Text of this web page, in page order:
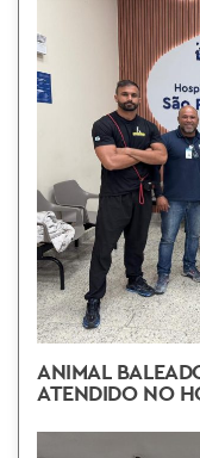
ANIMAL
ATENDIDO NO